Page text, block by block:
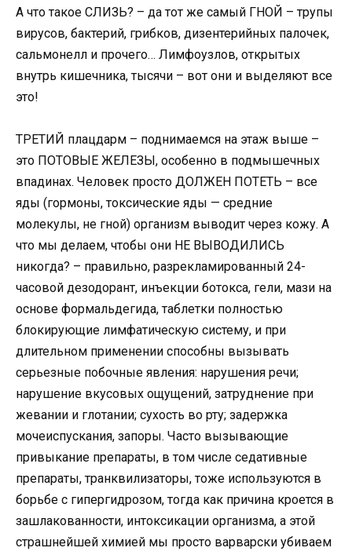
А что такое СЛИЗЬ? – да тот же самый ГНОЙ – трупы
вирусов, бактерий, грибков, дизентерийных палочек,
сальмонелл и прочего… Лимфоузлов, открытых
внутрь кишечника, тысячи – вот они и выделяют все
это!
ТРЕТИЙ плацдарм – поднимаемся на этаж выше –
это ПОТОВЫЕ ЖЕЛЕЗЫ, особенно в подмышечных
впадинах. Человек просто ДОЛЖЕН ПОТЕТЬ – все
яды (гормоны, токсические яды — средние
молекулы, не гной) организм выводит через кожу. А
что мы делаем, чтобы они НЕ ВЫВОДИЛИСЬ
никогда? – правильно, разрекламированный 24-
часовой дезодорант, инъекции ботокса, гели, мази на
основе формальдегида, таблетки полностью
блокирующие лимфатическую систему, и при
длительном применении способны вызывать
серьезные побочные явления: нарушения речи;
нарушение вкусовых ощущений, затруднение при
жевании и глотании; сухость во рту; задержка
мочеиспускания, запоры. Часто вызывающие
привыкание препараты, в том числе седативные
препараты, транквилизаторы, тоже используются в
борьбе с гипергидрозом, тогда как причина кроется в
зашлакованности, интоксикации организма, а этой
страшнейшей химией мы просто варварски убиваем